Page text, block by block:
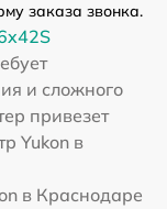
заказа звонка.
и сложного
привезет
Yukon в
в Краснодаре